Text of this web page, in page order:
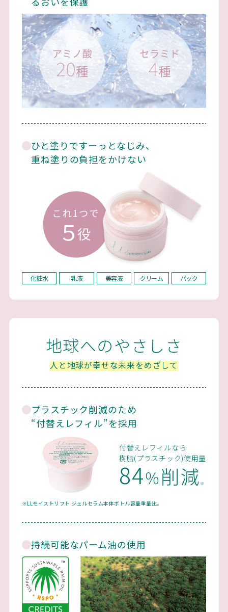
ひと塗りですーっとなじみ、
重ね塗りの負担をかけない
化粧水 乳液 美容液 クリーム パック
地球へのやさしさ
人と地球が幸せな未来をめざして
プラスチック削減のため
“付替えレフィル”を採用
付替えレフィルなら
樹脂(プラスチック)使用量
84％削減 ※
※LLモイストリフト ジェルセラム本体ボトル容量重量比。
持続可能なパーム油の使用